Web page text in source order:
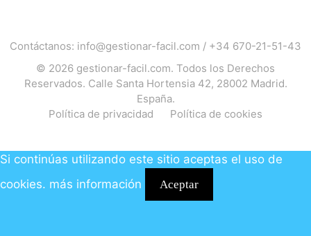
Contáctanos: info@gestionar-facil.com / +34 670-21-51-43
© 2026 gestionar-facil.com. Todos los Derechos
Reservados. Calle Santa Hortensia 42, 28002 Madrid.
España.
Política de privacidad
Política de cookies
Si continúas utilizando este sitio aceptas el uso de
cookies. más información Aceptar